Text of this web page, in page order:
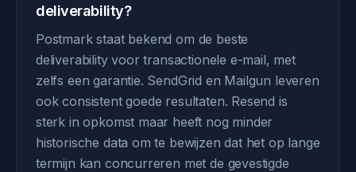
deliverability?
Postmark staat bekend om de beste
deliverability voor transactionele e-mail, met
zelfs een garantie. SendGrid en Mailgun leveren
ook consistent goede resultaten. Resend is
sterk in opkomst maar heeft nog minder
historische data om te bewijzen dat het op lange
termijn kan concurreren met de gevestigde